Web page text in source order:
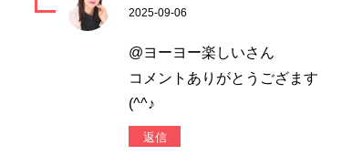
2025-09-06
@ヨーヨー楽しいさん
コメントありがとうござます
(^^♪
返信